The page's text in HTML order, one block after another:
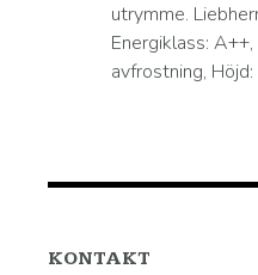
utrymme.
Energiklass:
avfrostning,
KONTAKT